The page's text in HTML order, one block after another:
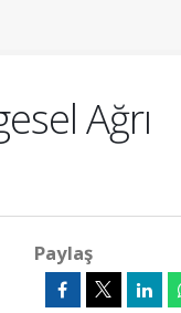
Ağrı
Paylaş